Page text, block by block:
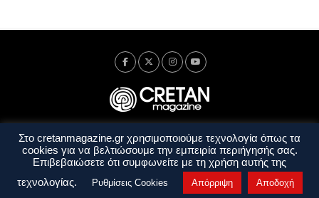
Ταυτότητα Πολιτική Απορρήτου
Όροι Χρήσης
Όροι και Προϋποθέσεις
Στο cretanmagazine.gr χρησιμοποιούμε τεχνολογία όπως τα
cookies για να βελτιώσουμε την εμπειρία περιήγησής σας.
Επιβεβαιώσετε ότι συμφωνείτε με τη χρήση αυτής της
τεχνολογίας.
Ρυθμίσεις Cookies Απόρριψη Αποδοχή